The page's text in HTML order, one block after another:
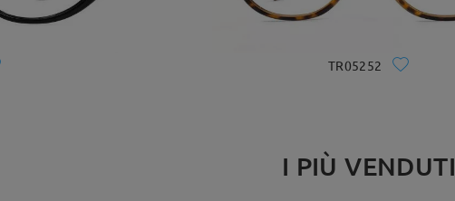
TR05252
I PIÙ VENDUTI